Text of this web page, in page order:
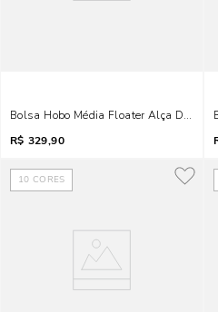
Bolsa Hobo Média Floater Alça De
R$ 329,90
10 CORES